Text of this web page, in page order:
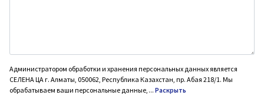
Администратором обработки и хранения персональных данных является
СЕЛЕНА ЦА г. Алматы, 050062, Республика Казахстан, пр. Абая 218/1. Мы
обрабатываем ваши персональные данные, ... Раскрыть